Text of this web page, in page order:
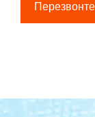
Перезвонте